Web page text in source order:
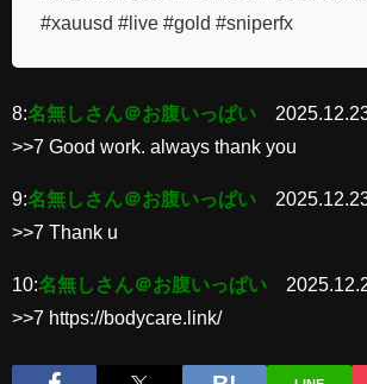
#xauusd #live #gold #sniperfx
8:名無しさん＠お腹いっぱい
>>7 Good work. always thank you
9:名無しさん＠お腹いっぱい
>>7 Thank u
10:名無しさん＠お腹いっぱい
>>7 https://bodycare.link/